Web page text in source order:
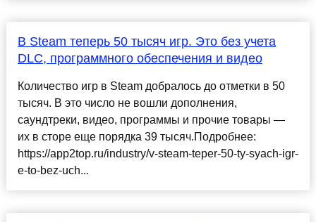
В Steam теперь 50 тысяч игр. Это без учета
DLC, программного обеспечения и видео
Количество игр в Steam добралось до отметки в 50
тысяч. В это число не вошли дополнения,
саундтреки, видео, программы и прочие товары —
их в сторе еще порядка 39 тысяч.Подробнее:
https://app2top.ru/industry/v-steam-teper-50-ty-syach-igr-
e-to-bez-uch...